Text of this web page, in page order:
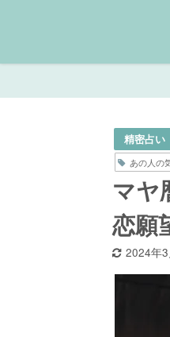
精密占い
あの人の
マヤ
恋願
2024年